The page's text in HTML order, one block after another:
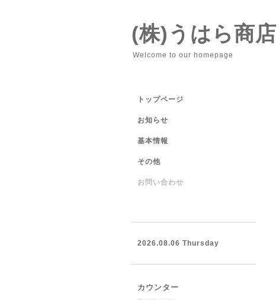
(株)うはら商店
Welcome to our homepage
トップページ
お知らせ
基本情報
その他
お問い合わせ
2026.08.06 Thursday
カウンター